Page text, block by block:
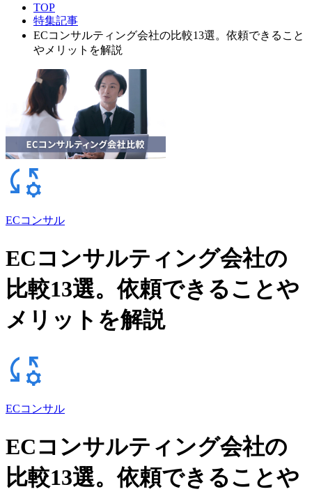
TOP
特集記事
ECコンサルティング会社の比較13選。依頼できること
やメリットを解説
ECコンサル
ECコンサルティング会社の
比較13選。依頼できることや
メリットを解説
ECコンサル
ECコンサルティング会社の
比較13選。依頼できることや